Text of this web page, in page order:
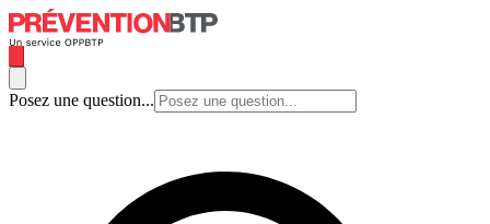
Posez une question...